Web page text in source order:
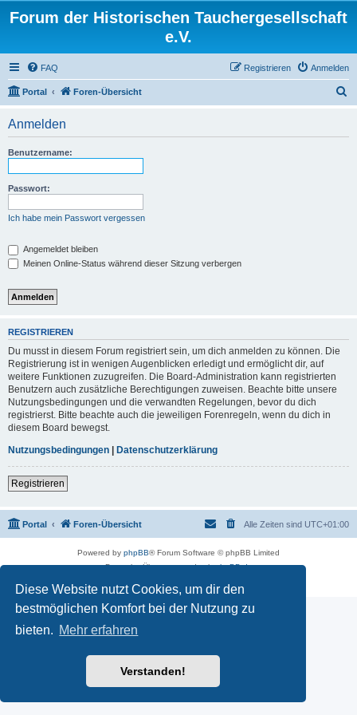
Diese Website nutzt Cookies, um dir den
bestmöglichen Komfort bei der Nutzung zu
bieten. Mehr erfahren
Verstanden!
Forum der Historischen Tauchergesellschaft
e.V.
FAQ Anmelden
Registrieren
Portal Foren-Übersicht
Anmelden
Benutzername:
Passwort:
Ich habe mein Passwort vergessen
Angemeldet bleiben
Meinen Online-Status während dieser Sitzung verbergen
REGISTRIEREN
Du musst in diesem Forum registriert sein, um dich anmelden zu können. Die
Registrierung ist in wenigen Augenblicken erledigt und ermöglicht dir, auf
weitere Funktionen zuzugreifen. Die Board-Administration kann registrierten
Benutzern auch zusätzliche Berechtigungen zuweisen. Beachte bitte unsere
Nutzungsbedingungen und die verwandten Regelungen, bevor du dich
registrierst. Bitte beachte auch die jeweiligen Forenregeln, wenn du dich in
diesem Board bewegst.
Nutzungsbedingungen | Datenschutzerklärung
Registrieren
Portal Foren-Übersicht Alle Zeiten sind UTC+01:00
Powered by phpBB® Forum Software © phpBB Limited
Deutsche Übersetzung durchphpBB.de